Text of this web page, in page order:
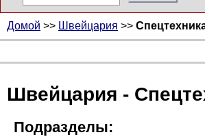
Домой >> Швейцария >>
Швейцария -
Подразделы: